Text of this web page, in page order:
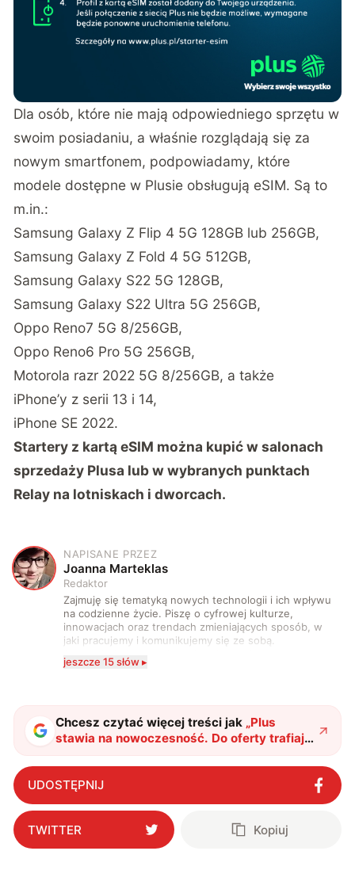
Dla osób, które nie mają odpowiedniego sprzętu w
swoim posiadaniu, a właśnie rozglądają się za
nowym smartfonem, podpowiadamy, które
modele dostępne w Plusie obsługują eSIM. Są to
m.in.:
Samsung Galaxy Z Flip 4 5G 128GB lub 256GB,
Samsung Galaxy Z Fold 4 5G 512GB,
Samsung Galaxy S22 5G 128GB,
Samsung Galaxy S22 Ultra 5G 256GB,
Oppo Reno7 5G 8/256GB,
Oppo Reno6 Pro 5G 256GB,
Motorola razr 2022 5G 8/256GB, a także
iPhone’y z serii 13 i 14,
iPhone SE 2022.
Startery z kartą eSIM można kupić w salonach
sprzedaży Plusa lub w wybranych punktach
Relay na lotniskach i dworcach.
J
NAPISANE PRZEZ
Joanna Marteklas
Redaktor
Zajmuję się tematyką nowych technologii i ich wpływu
na codzienne życie. Piszę o cyfrowej kulturze,
innowacjach oraz trendach zmieniających sposób, w
jaki pracujemy i komunikujemy się ze sobą.
technologii a współczesną popkulturą. W wolnych
jeszcze 15 słów ▸
Chcesz czytać więcej treści jak „Plus
stawia na nowoczesność. Do oferty trafiają
startery eSIM"?
UDOSTĘPNIJ
TWITTER Kopiuj